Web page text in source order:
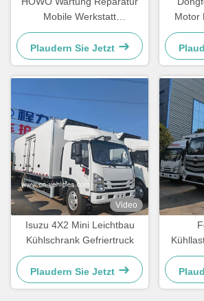
Mobile Werkstatt
Werkzeugkasten
Frachtkasten Transporter
LKW
Plaudern Sie Jetzt
Motor
Video
Isuzu 4X2 Mini Leichtbau
Kühlschrank Gefriertruck
Plaudern Sie Jetzt